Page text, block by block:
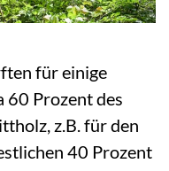
für einige
60 Prozent des
z.B. für den
40 Prozent